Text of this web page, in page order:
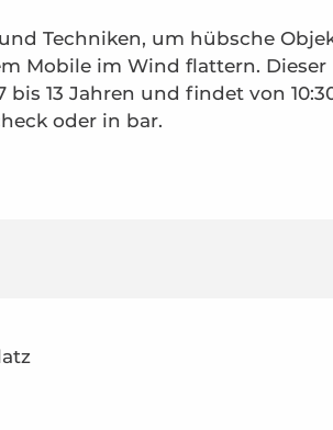
Techniken, um hübsche
Mobile im Wind flattern. Dieser
13 Jahren und findet von
oder in bar.